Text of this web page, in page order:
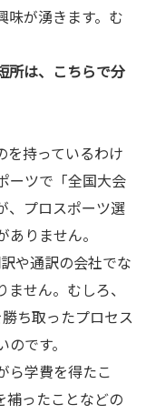
味が湧きます。む
所は、こちらで分
を持っているわけ
ーツで「全国大会
、プロスポーツ選
ありません。
や通訳の会社でな
ません。むしろ、
ち取ったプロセス
です。
ら学費を得たこ
補ったことなどの